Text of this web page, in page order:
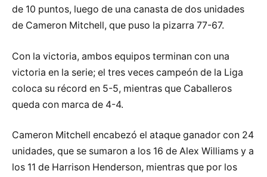
de 10 puntos, luego de una canasta de dos unidades
de Cameron Mitchell, que puso la pizarra 77-67.
Con la victoria, ambos equipos terminan con una
victoria en la serie; el tres veces campeón de la Liga
coloca su récord en 5-5, mientras que Caballeros
queda con marca de 4-4.
Cameron Mitchell encabezó el ataque ganador con 24
unidades, que se sumaron a los 16 de Alex Williams y a
los 11 de Harrison Henderson, mientras que por los